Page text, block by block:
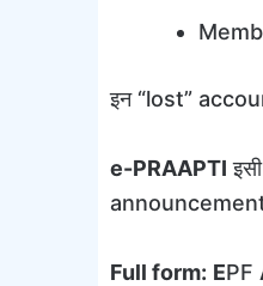
इन “lost”
e-PRAAPTI
Full form: EPF